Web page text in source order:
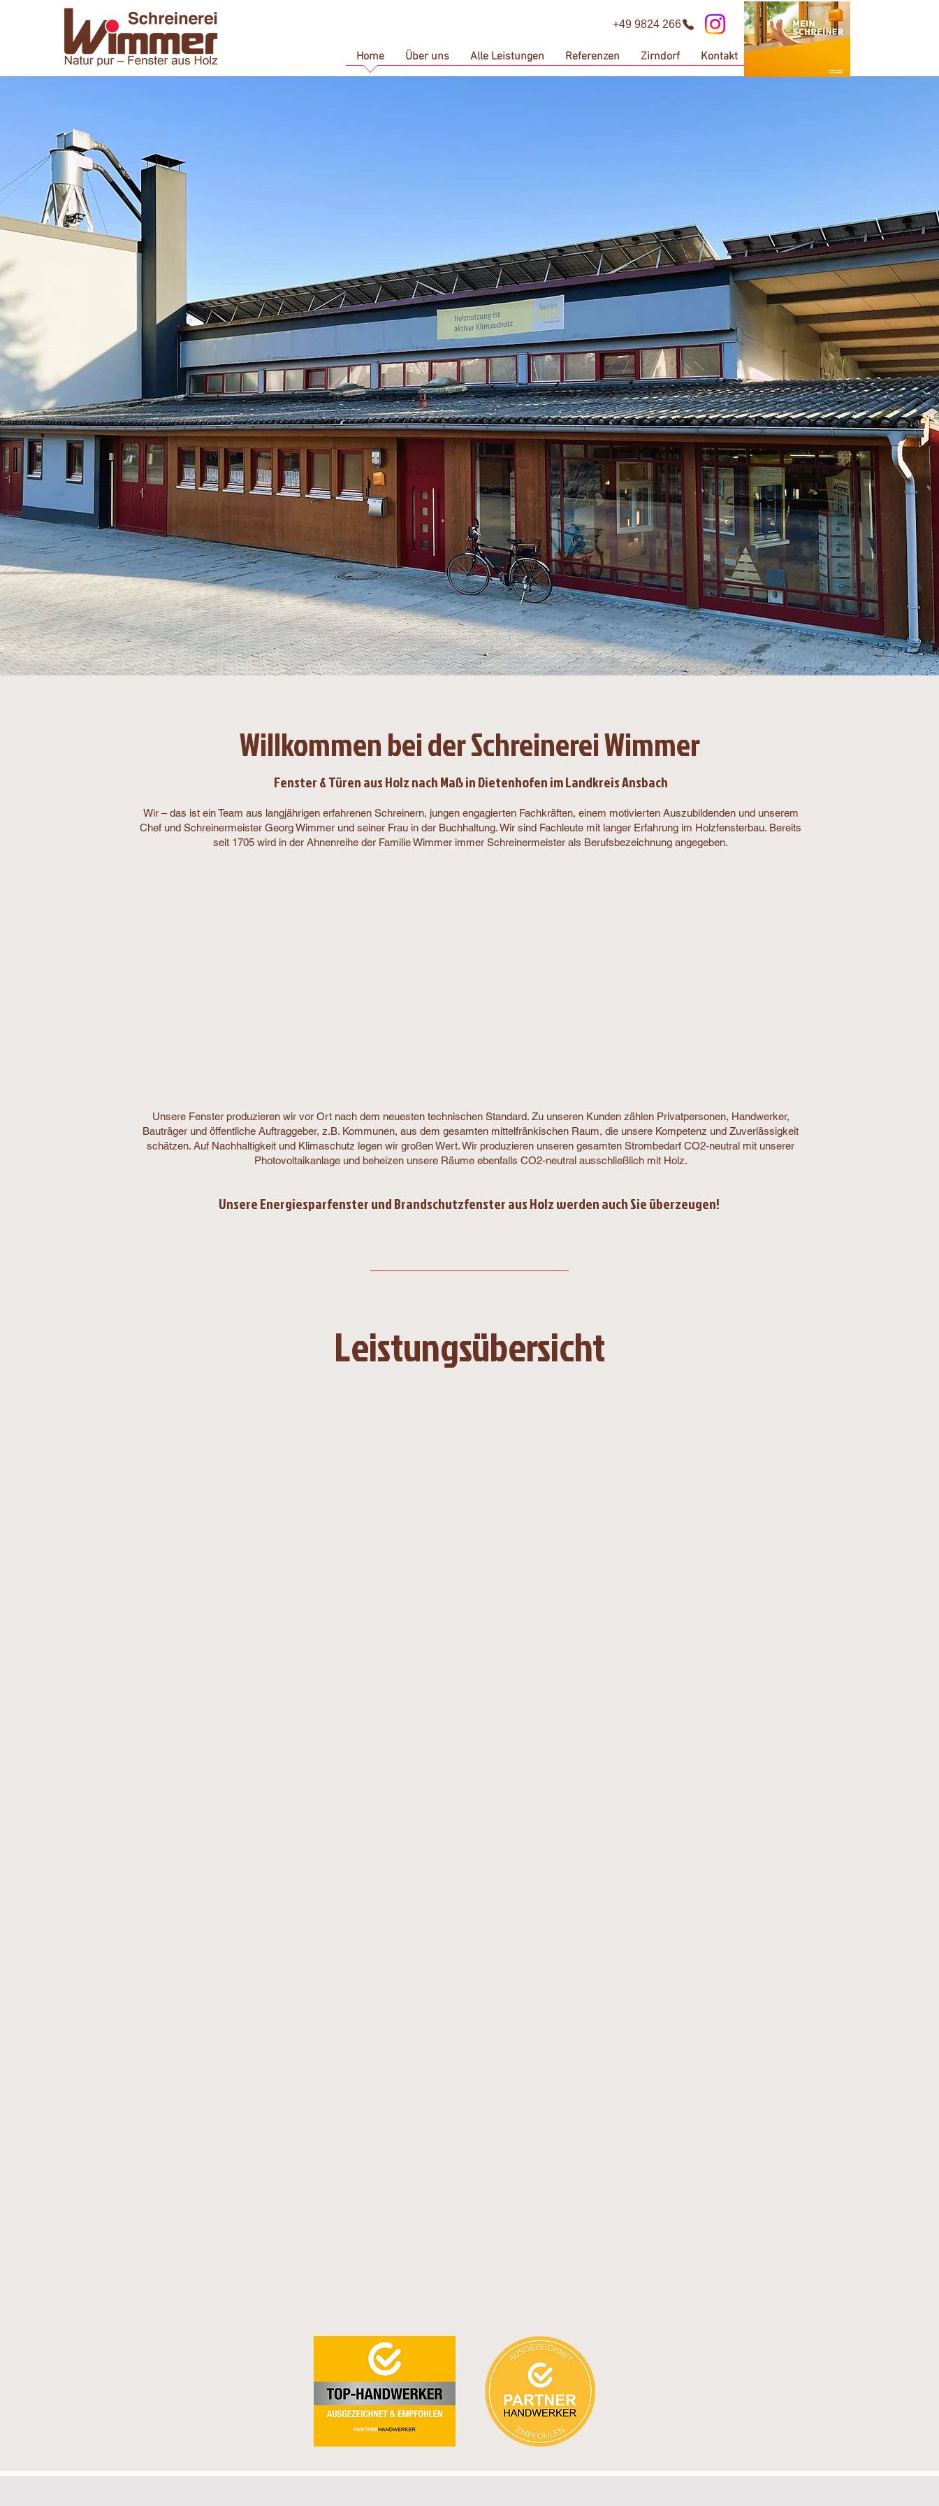
Home Über uns Alle Leistungen Referenzen Zirndorf Kontakt
+49 9824 266
Nachhaltigkeit
Willkommen bei der Schreinerei Wimmer
Fenster & Türen aus Holz nach Maß in Dieten­hofen im Landkreis Ansbach
Wir – das ist ein Team aus langjährigen erfahrenen Schreinern, jungen engagierten Fachkräften, einem motivierten Auszubildenden und unserem
Chef und Schreinermeister Georg Wimmer und seiner Frau in der Buchhaltung. Wir sind Fachleute mit langer Erfahrung im Holzfensterbau. Bereits
seit 1705 wird in der Ahnenreihe der Familie Wimmer immer Schreinermeister als Berufsbezeichnung angegeben.
Unsere Fenster produzieren wir vor Ort nach dem neuesten technischen Standard. Zu unseren Kunden zählen Privatpersonen, Handwerker,
Bauträger und öffentliche Auftraggeber, z.B. Kommunen, aus dem gesamten mittelfränkischen Raum, die unsere Kompetenz und Zuverlässigkeit
schätzen. Auf Nachhaltigkeit und Klimaschutz legen wir großen Wert. Wir produzieren unseren gesamten Strombedarf CO2-neutral mit unserer
Photovoltaikanlage und beheizen unsere Räume ebenfalls CO2-neutral ausschließlich mit Holz.
Unsere Energiesparfenster und Brandschutzfenster aus Holz werden auch Sie überzeugen!
Leistungsübersicht